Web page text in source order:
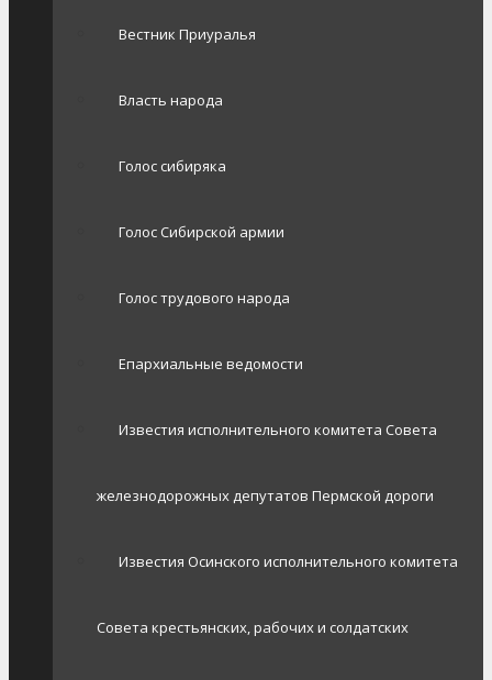
Вестник Приуралья
Власть народа
Голос сибиряка
Голос Сибирской армии
Голос трудового народа
Епархиальные ведомости
Известия исполнительного комитета Совета
железнодорожных депутатов Пермской дороги
Известия Осинского исполнительного комитета
Совета крестьянских, рабочих и солдатских